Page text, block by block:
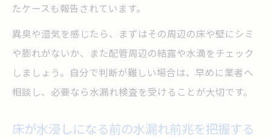
綿密な点検で水漏れリスクを最小限に抑え
る
たケースも報告されています。
異臭や湿気を感じたら、まずはその周辺の床や壁にシミ
や膨れがないか、また配管周辺の結露や水滴をチェック
しましょう。自分で判断が難しい場合は、早めに業者へ
相談し、必要なら水漏れ検査を受けることが大切です。
床が水浸しになる前の水漏れ前兆を把握する